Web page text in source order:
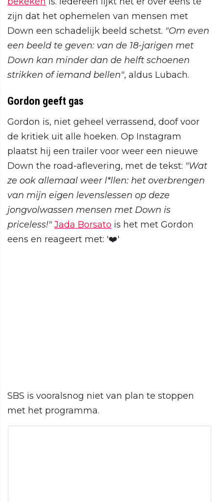
zijn dat het ophemelen van mensen met
Down een schadelijk beeld schetst. "Om even
een beeld te geven: van de 18-jarigen met
Down kan minder dan de helft schoenen
strikken of iemand bellen", aldus Lubach.
Gordon geeft gas
Gordon is, niet geheel verrassend, doof voor
de kritiek uit alle hoeken. Op Instagram
plaatst hij een trailer voor weer een nieuwe
Down the road-aflevering, met de tekst: "Wat
ze ook allemaal weer l*llen: het overbrengen
van mijn eigen levenslessen op deze
jongvolwassen mensen met Down is
priceless!" Jada Borsato is het met Gordon
eens en reageert met: '❤️'
SBS is vooralsnog niet van plan te stoppen
met het programma.